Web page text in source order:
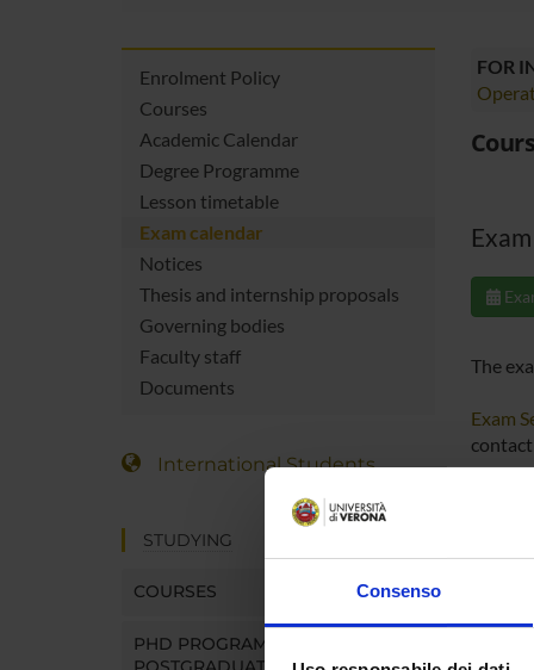
Consenso
Enrolment Policy
Courses
Academic Calendar
Degree Programme
Lesson timetable
Exam calendar
Notices
Thesis and internship proposals
Governing bodies
Faculty staff
Documents
International Students
STUDYING
COURSES
PHD PROGRAMMES AND
FOR
The
Exam
Read